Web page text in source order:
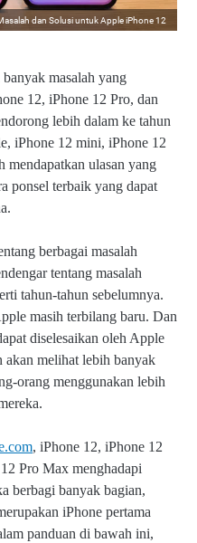
dan Solusi untuk Apple iPhone 12
masalah yang
12, iPhone 12 Pro, dan
lebih dalam ke tahun
iPhone 12 mini, iPhone 12
mendapatkan ulasan yang
ponsel terbaik yang dapat
berbagai masalah
tentang masalah
tahun-tahun sebelumnya.
masih terbilang baru. Dan
diselesaikan oleh Apple
melihat lebih banyak
orang menggunakan lebih
, iPhone 12, iPhone 12
Pro Max menghadapi
berbagi banyak bagian,
iPhone pertama
panduan di bawah ini,